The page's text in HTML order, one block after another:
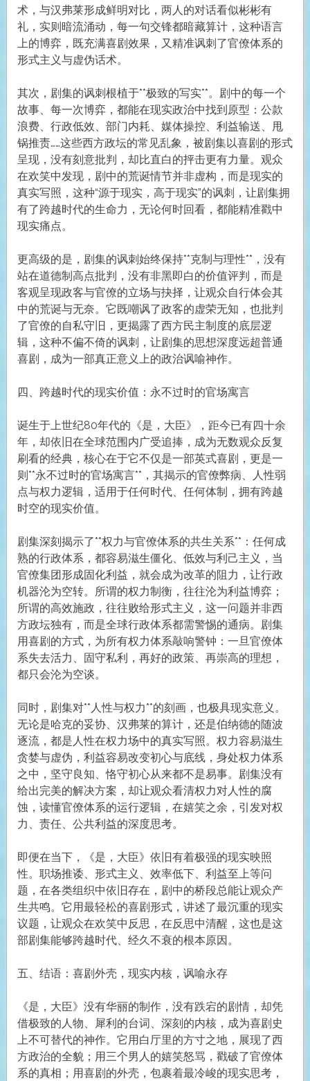
术，与汉弗莱形成鲜明对比，两人的对话看似彬彬有
礼，实则暗流涌动，每一句交锋都暗藏算计，这种语言
上的博弈，既充满喜剧效果，又精准讽刺了官僚体系的
形式主义与虚伪话术。
其次，剧集的讽刺根植于**极致的写实**。剧中的每一个
故事、每一次博弈，都能在现实政治中找到原型：公款
浪费、行政低效、部门内耗、媒体操控、利益输送、甩
锅推责……这些西方政坛的常见乱象，被剧集以喜剧的形式
呈现，没有刻意批判，却比直白的抨击更有力量。观众
在欢笑中发现，剧中的荒诞情节并非虚构，而是现实的
真实写照，这种“源于现实，高于现实”的讽刺，让剧集拥
有了跨越时代的生命力，无论何时回看，都能精准戳中
现实痛点。
更高级的是，剧集的讽刺始终保持**克制与理性**，没有
站在道德制高点批判，没有非黑即白的价值评判，而是
客观呈现政客与官僚的立场与抉择，让观众自行体会其
中的荒诞与无奈。它既嘲讽了政客的虚荣无知，也批判
了官僚的自私守旧，更揭露了西方民主制度的底层逻
辑，这种不偏不倚的讽刺，让剧集的思想深度远超普通
喜剧，成为一部真正意义上的政治讽喻神作。
四、跨越时代的现实价值：永不过时的官场寓言
诞生于上世纪80年代的《是，大臣》，距今已有四十余
年，却依旧在全球范围内广受追捧，成为无数观众反复
刷看的经典，核心在于它不仅是一部英式喜剧，更是一
则**永不过时的官场寓言**，其揭示的官僚弊病、人性弱
点与权力逻辑，适用于任何时代、任何体制，拥有跨越
时空的现实价值。
剧集深刻揭示了**权力与官僚体系的共生关系**：任何成
熟的行政体系，都容易滋生僵化、低效与利己主义，当
官僚集团形成固化利益，就会成为改革的阻力，让行政
机器沦为空转。所谓的权力制衡，往往沦为利益博弈；
所谓的高效施政，往往败给形式主义，这一问题并非西
方政坛独有，而是全球行政体系都需警惕的通病。剧集
用喜剧的方式，为所有权力体系敲响警钟：一旦官僚体
系失去活力、固守私利，再好的政策、再崇高的理想，
都只会沦为空谈。
同时，剧集对**人性与权力**的刻画，也极具现实意义。
无论是哈克的妥协、汉弗莱的算计，还是伯纳德的随波
逐流，都是人性在权力场中的真实写照。权力容易滋生
贪婪与虚伪，利益容易改变初心与底线，身处权力体系
之中，坚守良知、恪守初心从来都不是易事。剧集没有
给出完美的解决方案，却让观众看清权力对人性的腐
蚀，读懂官僚体系的运行逻辑，在嬉笑之余，引发对权
力、责任、公共利益的深度思考。
即便在当下，《是，大臣》依旧有着极强的现实映照
性。职场推诿、形式主义、效率低下、利益至上等问
题，在各类组织中依旧存在，剧中的桥段总能让观众产
生共鸣。它用最轻松的喜剧形式，讲述了最沉重的现实
议题，让观众在欢笑中反思，在反思中清醒，这也是这
部剧集能够跨越时代、经久不衰的根本原因。
五、结语：喜剧外壳，现实内核，讽喻永存
《是，大臣》没有华丽的制作，没有跌宕的剧情，却凭
借极致的人物、犀利的台词、深刻的内核，成为喜剧史
上不可替代的神作。它用白厅里的方寸之地，展现了西
方政治的全貌；用三个男人的嬉笑怒骂，戳破了官僚体
系的真相；用喜剧的外壳，包裹着最冷峻的现实思考，